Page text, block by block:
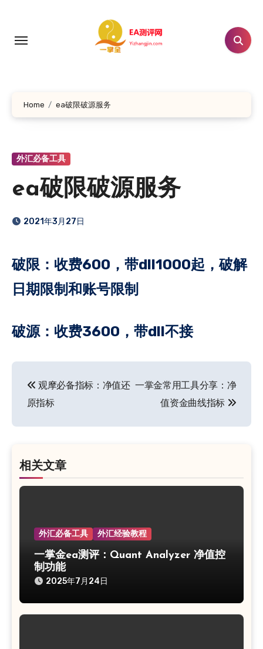
Home ea破限破源服务
外汇必备工具
ea破限破源服务
2021年3月27日
破限：收费600，带dll1000起，破解
日期限制和账号限制
破源：收费3600，带dll不接
章
导
观摩必备指标：净值还
原指标
一掌金常用工具分享：净
值资金曲线指标
相关文章
外汇必备工具 外汇经验教程
一掌金ea测评：Quant Analyzer 净值控
制功能
2025年7月24日